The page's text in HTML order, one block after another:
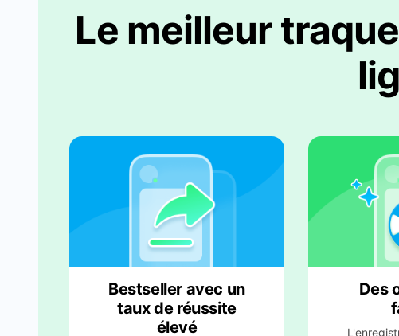
Le meilleur
Bestseller avec un
taux de réussite
élevé
Des